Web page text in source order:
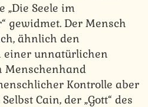
„Die Seele im
gewidmet. Der Mensch
ähnlich den
unnatürlichen
Menschenhand
Kontrolle aber
Cain, der „Gott“ des